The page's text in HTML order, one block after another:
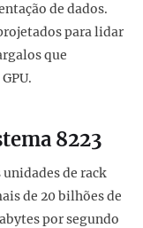
de dados.
para lidar
que
8223
de rack
de 20 bilhões de
por segundo